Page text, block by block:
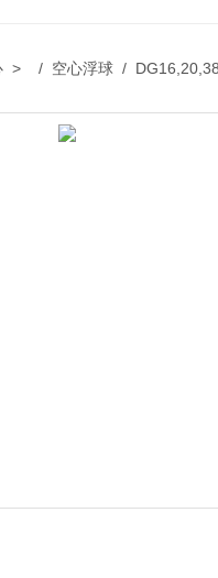
> / 空心浮球 /